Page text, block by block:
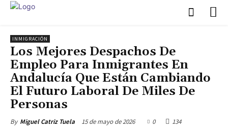
INMIGRACIÓN
Los Mejores Despachos De
Empleo Para Inmigrantes En
Andalucía Que Están Cambiando
El Futuro Laboral De Miles De
Personas
By Miguel Catriz Tuela 15 de mayo de 2026 0 134